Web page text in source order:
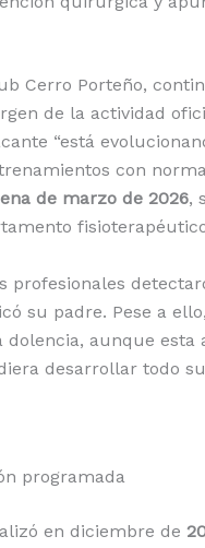
Cerro Porteño,
de la actividad
“está
con
de marzo de 2026,
profesionales
su padre. Pese a
aunque esta
desarrollar todo
programada
en diciembre de